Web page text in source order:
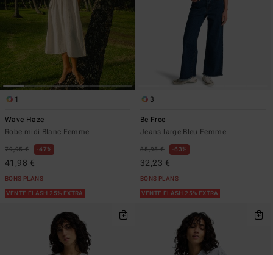
1
Wave Haze
Robe midi Blanc Femme
79,95 € 47%
41,98 €
BONS PLANS
VENTE FLASH 25% EXTRA
3
Be Free
Jeans large Bleu Femme
85,95 € 63%
32,23 €
BONS PLANS
VENTE FLASH 25% EXTRA